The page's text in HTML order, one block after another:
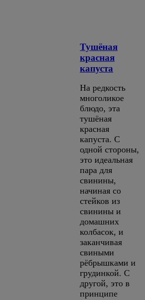
Тушёная
красная
капуста
На редкость
многоликое
блюдо, эта
тушёная
красная
капуста. С
одной стороны,
это идеальная
пара для
свинины,
начиная со
стейков из
свинины и
домашних
колбасок, и
заканчивая
свиными
рёбрышками и
грудинкой. С
другой, это в
принципе